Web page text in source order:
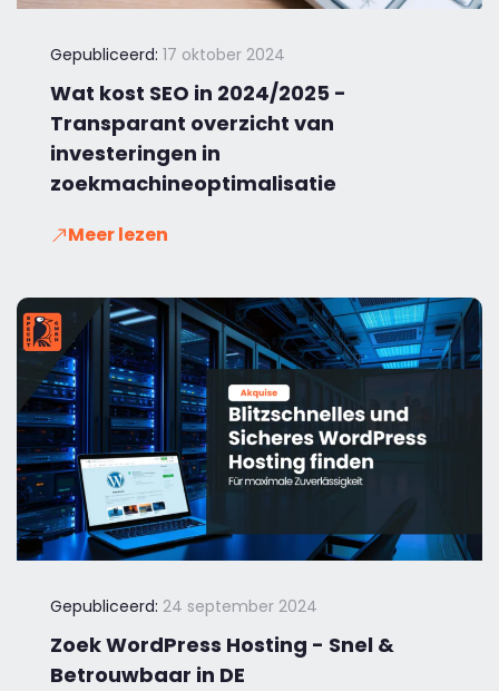
Gepubliceerd: 17 oktober 2024
Wat kost SEO in 2024/2025 -
Transparant overzicht van
investeringen in
zoekmachineoptimalisatie
Meer lezen
Gepubliceerd: 24 september 2024
Zoek WordPress Hosting - Snel &
Betrouwbaar in DE